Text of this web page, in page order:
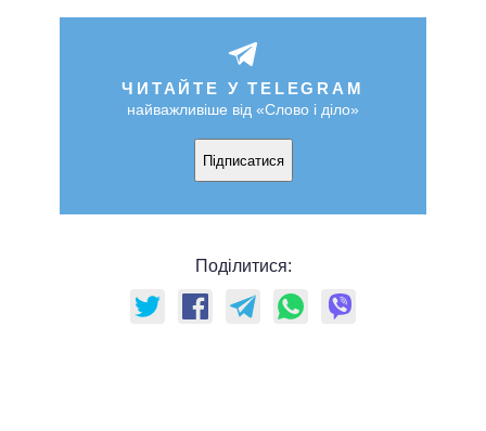
ЧИТАЙТЕ У TELEGRAM
найважливіше від «Слово і діло»
Підписатися
Поділитися: